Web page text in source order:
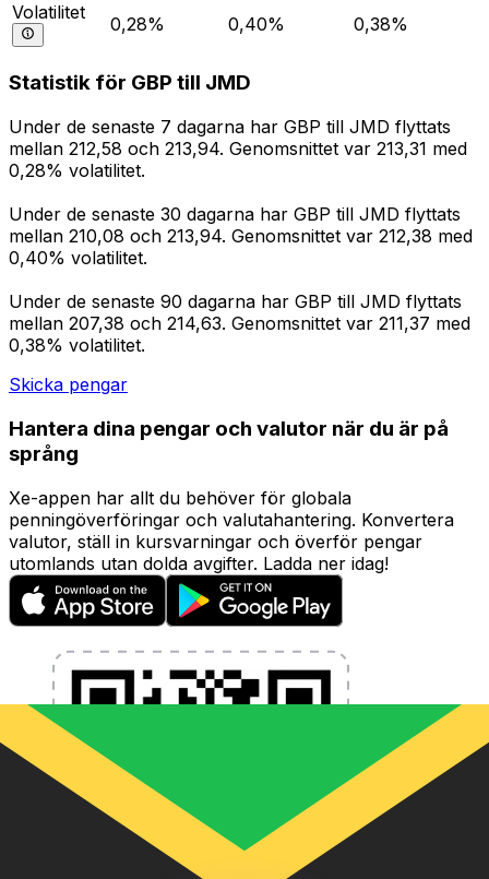
Volatilitet
0,28% 0,40% 0,38%
Statistik för GBP till JMD
Under de senaste 7 dagarna har GBP till JMD flyttats
mellan 212,58 och 213,94. Genomsnittet var 213,31 med
0,28% volatilitet.
Under de senaste 30 dagarna har GBP till JMD flyttats
mellan 210,08 och 213,94. Genomsnittet var 212,38 med
0,40% volatilitet.
Under de senaste 90 dagarna har GBP till JMD flyttats
mellan 207,38 och 214,63. Genomsnittet var 211,37 med
0,38% volatilitet.
Skicka pengar
Hantera dina pengar och valutor när du är på
språng
Xe-appen har allt du behöver för globala
penningöverföringar och valutahantering. Konvertera
valutor, ställ in kursvarningar och överför pengar
utomlands utan dolda avgifter. Ladda ner idag!